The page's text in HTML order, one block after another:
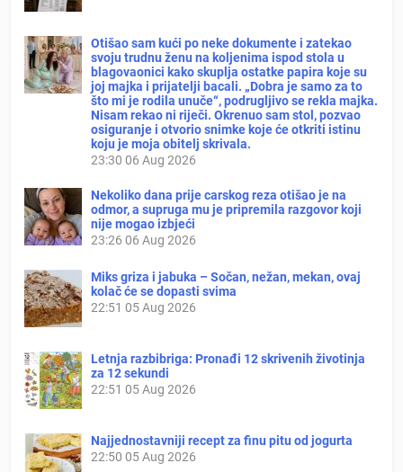
Otišao sam kući po neke dokumente i zatekao
svoju trudnu ženu na koljenima ispod stola u
blagovaonici kako skuplja ostatke papira koje su
joj majka i prijatelji bacali. „Dobra je samo za to
što mi je rodila unuče“, podrugljivo se rekla majka.
Nisam rekao ni riječi. Okrenuo sam stol, pozvao
osiguranje i otvorio snimke koje će otkriti istinu
koju je moja obitelj skrivala.
23:30 06 Aug 2026
Nekoliko dana prije carskog reza otišao je na
odmor, a supruga mu je pripremila razgovor koji
nije mogao izbjeći
23:26 06 Aug 2026
Miks griza i jabuka – Sočan, nežan, mekan, ovaj
kolač će se dopasti svima
22:51 05 Aug 2026
Letnja razbibriga: Pronađi 12 skrivenih životinja
za 12 sekundi
22:51 05 Aug 2026
Najjednostavniji recept za finu pitu od jogurta
22:50 05 Aug 2026